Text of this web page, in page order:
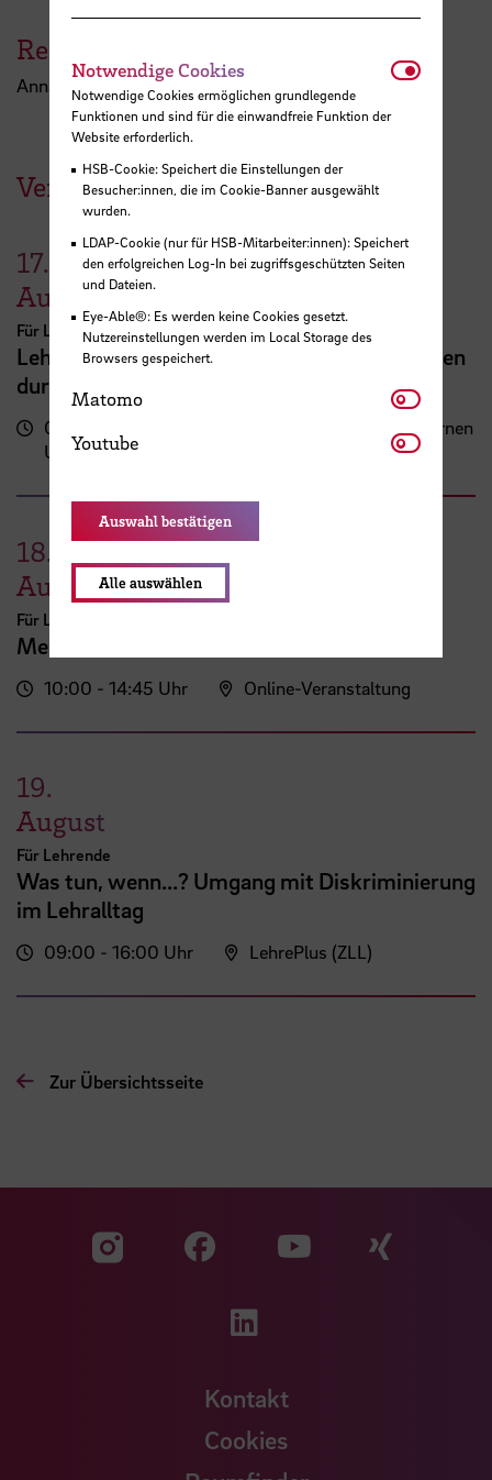
Referent:in
Anna Verena Rohner
Veranstaltungen der HSB
17.
August
Für Lehrende
Lehrveranstaltungsplanung mit KI. Zeit sparen
durch digitale Tools
09:00 - 13:00
Uhr
Zentrum für Lehren und Lernen
18.
August
Für Lehrende
Mein erster AULIS-Kurs
10:00 - 14:45 Uhr Online-Veranstaltung
19.
August
Für Lehrende
Was tun, wenn...? Umgang mit Diskriminierung
im Lehralltag
09:00 - 16:00 Uhr LehrePlus (ZLL)
Zur Übersichtsseite
Zu unserer Facebook
Zu
Zu unserer
Kontakt
Cookies
Notwendige Cookies
Notwendige Cookies ermöglichen grundlegende
Funktionen und sind für die einwandfreie Funktion der
Website erforderlich.
HSB-Cookie: Speichert die Einstellungen der
Besucher:innen, die im Cookie-Banner ausgewählt
wurden.
LDAP-Cookie (nur für HSB-Mitarbeiter:innen): Speichert
den erfolgreichen Log-In bei zugriffsgeschützten Seiten
und Dateien.
Eye-Able®: Es werden keine Cookies gesetzt.
Nutzereinstellungen werden im Local Storage des
Browsers gespeichert.
Matomo Matomo
Youtube Youtube
Auswahl bestätigen
Alle auswählen